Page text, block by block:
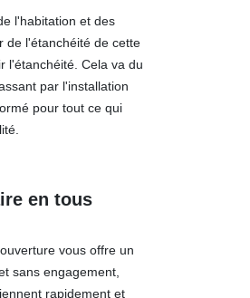
l'habitation et des
de l'étanchéité de cette
l'étanchéité. Cela va du
par l'installation
pour tout ce qui
en tous
vous offre un
sans engagement,
rapidement et